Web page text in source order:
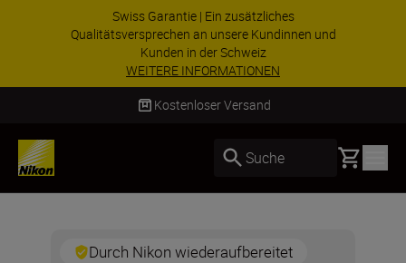
Swiss Garantie | Ein zusätzliches
Qualitätsversprechen an unsere Kundinnen und
Kunden in der Schweiz
WEITERE INFORMATIONEN
Kostenloser Versand
Suche Basket
Durch Nikon wiederaufbereitet